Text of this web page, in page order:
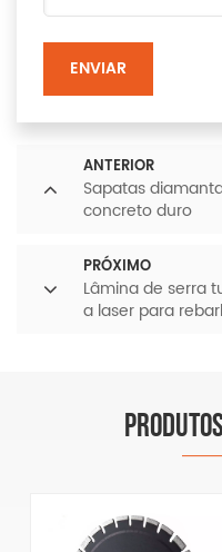
ENVIAR
ANTERIOR
Sapatas
concreto duro
PRÓXIMO
Lâmina de serra
a laser para